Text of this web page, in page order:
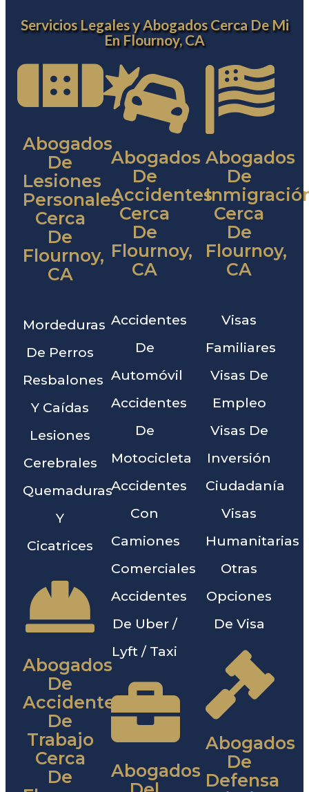
Servicios Legales y Abogados Cerca De Mi
En Flournoy, CA
Abogados
De
Lesiones
Personales
Cerca
De
Flournoy,
CA
Mordeduras
De Perros
Resbalones
Y Caídas
Lesiones
Cerebrales
Quemaduras
Y
Cicatrices
Abogados
De
Accidentes
De
Trabajo
Cerca
De
Abogados
De
Accidentes
Cerca
De
Flournoy,
CA
Accidentes
De
Automóvil
Accidentes
De
Motocicleta
Accidentes
Con
Camiones
Comerciales
Accidentes
De Uber /
Lyft / Taxi
Abogados
Abogados
De
Cerca
De
Flournoy,
CA
Visas
Familiares
Visas De
Empleo
Visas De
Inversión
Ciudadanía
Visas
Humanitarias
Otras
Opciones
De Visa
Abogados
De
Defensa